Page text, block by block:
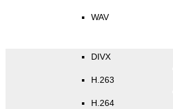
WAV
DIVX
H.263
H.264